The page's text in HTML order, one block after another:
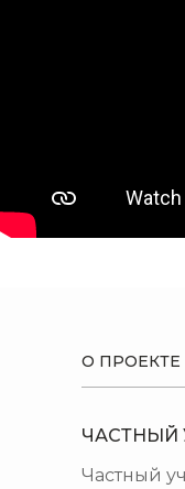
О ПРОЕКТЕ
ЧАСТНЫЙ
Частный